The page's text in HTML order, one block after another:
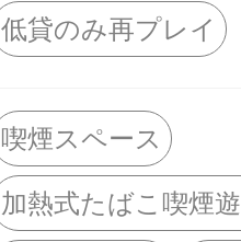
低貸のみ再プレイ
喫煙スペース
加熱式たばこ喫煙